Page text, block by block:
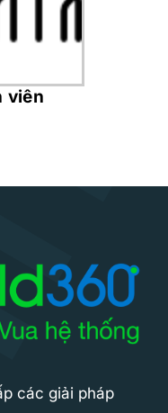
viên
các giải pháp